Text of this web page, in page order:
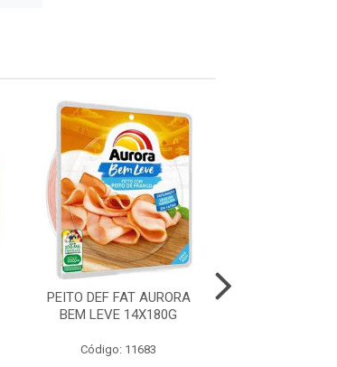
PEITO DEF FAT AURORA
BEM LEVE 14X180G
Código: 11683